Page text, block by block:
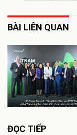
BÀI LIÊN QUAN
ĐỌC TIẾP